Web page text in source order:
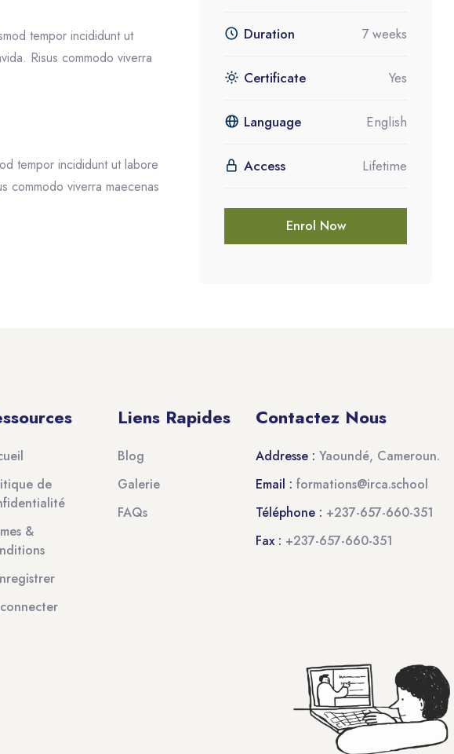
tempor incididunt ut
Risus commodo viverra
tempor incididunt ut labore
commodo viverra maecenas
Duration 7 weeks
Certificate Yes
Language English
Access Lifetime
Enrol Now
de
&
Liens Rapides
Blog
Galerie
FAQs
Contactez Nous
Addresse : Yaoundé, Cameroun.
Email : formations@irca.school
Téléphone : +237-657-660-351
Fax : +237-657-660-351